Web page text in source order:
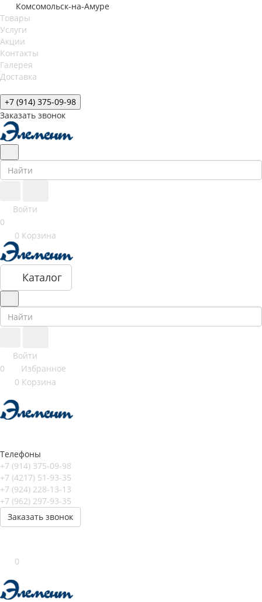
Комсомольск-на-Амуре
Товары
Услуги
Акции
Контакты
Галерея
Доставка
+7 (914) 375-09-98
Заказать звонок
Войти
0
0 Корзина
Каталог
Войти
0
Избранное
0 Корзина
Телефоны
+7 (914) 375-09-98
+7 (4217) 51-93-35
+7 (924) 228-13-13
+7 (962) 297-93-35
Заказать звонок
0